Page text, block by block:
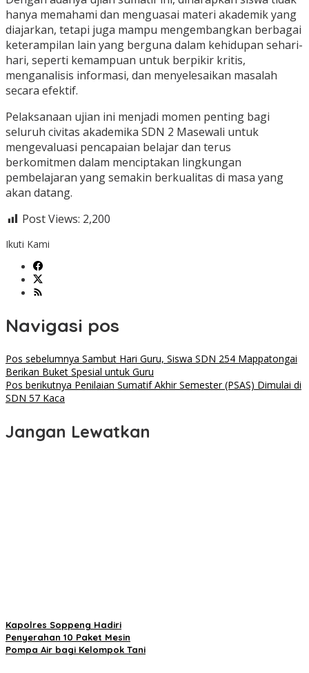
hanya memahami dan menguasai materi akademik yang
diajarkan, tetapi juga mampu mengembangkan berbagai
keterampilan lain yang berguna dalam kehidupan sehari-
hari, seperti kemampuan untuk berpikir kritis,
menganalisis informasi, dan menyelesaikan masalah
secara efektif.
Pelaksanaan ujian ini menjadi momen penting bagi
seluruh civitas akademika SDN 2 Masewali untuk
mengevaluasi pencapaian belajar dan terus
berkomitmen dalam menciptakan lingkungan
pembelajaran yang semakin berkualitas di masa yang
akan datang.
Post Views: 2,200
Ikuti Kami
Navigasi pos
Pos sebelumnya Sambut Hari Guru, Siswa SDN 254 Mappatongai
Berikan Buket Spesial untuk Guru
Pos berikutnya Penilaian Sumatif Akhir Semester (PSAS) Dimulai di
SDN 57 Kaca
Jangan Lewatkan
Kapolres Soppeng Hadiri
Penyerahan 10 Paket Mesin
Pompa Air bagi Kelompok Tani